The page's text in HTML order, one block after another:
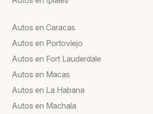
Autos en Caracas
Autos en Portoviejo
Autos en Fort Lauderdale
Autos en Macas
Autos en La Habana
Autos en Machala